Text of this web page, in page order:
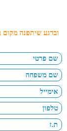
וברגע שיתפנה מקום